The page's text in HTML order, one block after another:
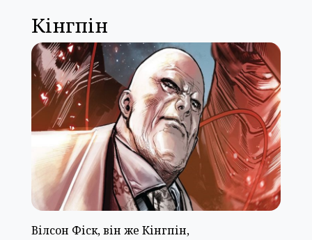
Кінгпін
Вілсон Фіск, він же Кінгпін,